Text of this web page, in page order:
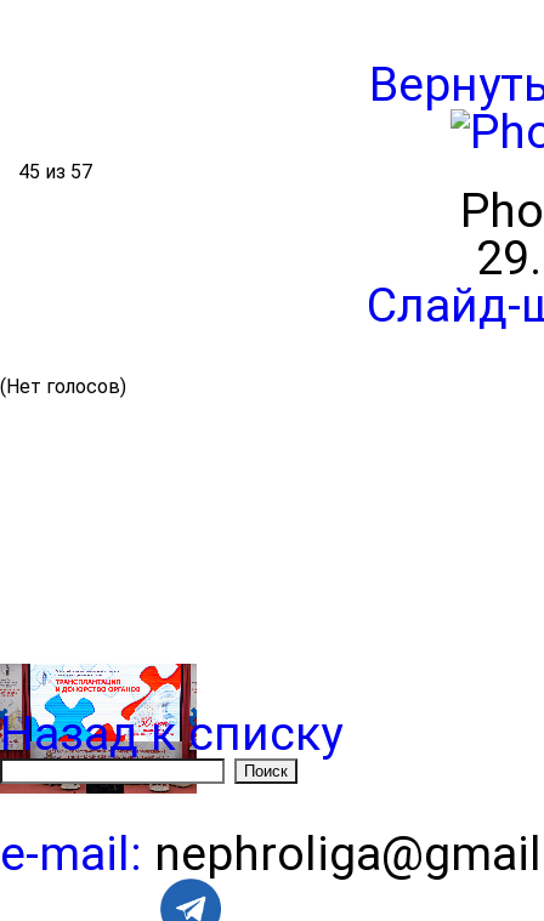
45 из 57
Слайд-
(Нет голосов)
Назад к списку
e-mail: